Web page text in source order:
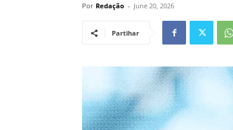
Por Redação - June 20, 2026
Partihar